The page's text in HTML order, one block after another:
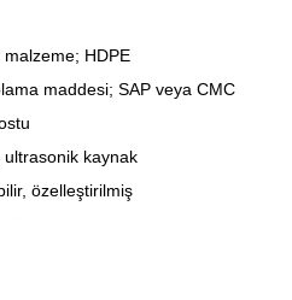
malzeme; HDPE
maddesi; SAP veya CMC
ultrasonik kaynak
özelleştirilmiş